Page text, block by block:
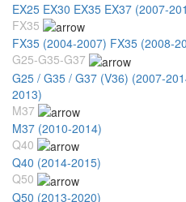
EX25 EX30 EX35 EX37 (2007-
FX35
FX35 (2004-2007) FX35 (2008-
G25-G35-G37
G25 / G35 / G37 (V36) (2007-
2013)
M37
M37 (2010-2014)
Q40
Q40 (2014-2015)
Q50
Q50 (2013-2020)